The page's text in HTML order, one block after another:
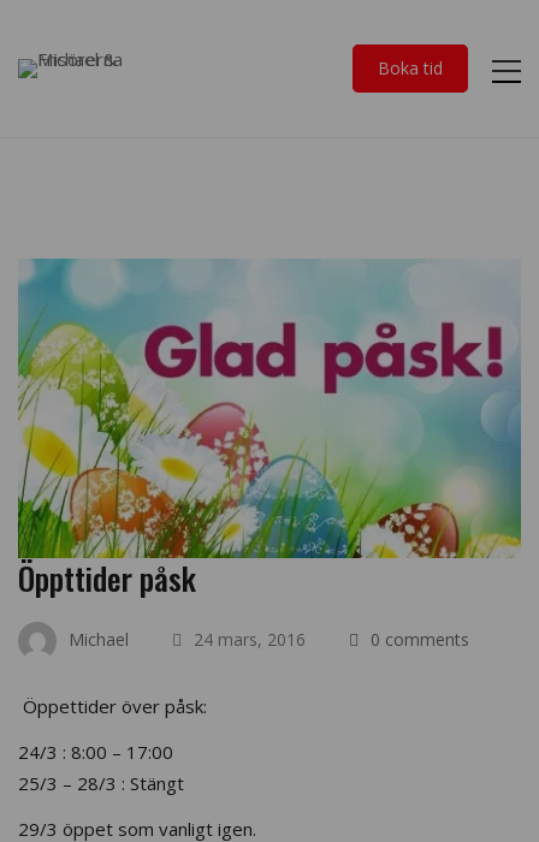
Boka tid
Öppttider påsk
Michael 24 mars, 2016 0 comments
Öppettider över påsk:
24/3 : 8:00 – 17:00
25/3 – 28/3 : Stängt
29/3 öppet som vanligt igen.